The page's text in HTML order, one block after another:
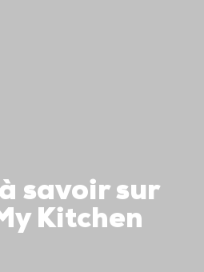
savoir sur
Kitchen